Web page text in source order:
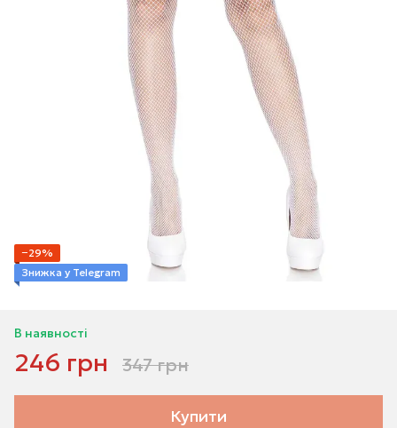
−29%
Знижка у Telegram
В наявності
246 грн 347 грн
Купити